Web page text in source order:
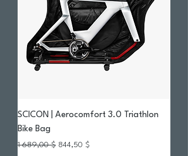
SCICON | Aerocomfort 3.0 Triathlon
Bike Bag
Prix original
1 689,00 $ Prix promotionnel
844,50 $